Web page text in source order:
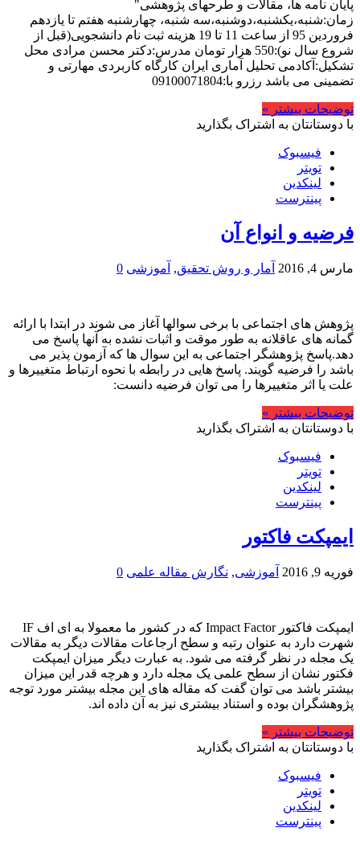
پایان نامه ها، مقالات و طرحهای پژوهشی"
زمان:شنبه،یکشنبه،دوشنبه،سه شنبه، چهارشنبه هفتم تا یازدهم
فروردین 95 از ساعت 11 تا 19 هزینه ثبت نام دانشجویی(قبل از
شروع سال نو):550 هزار تومان مدرس:دکتر محسن مرادی محل
تشکیل:آکادمی تحلیل آماری ایران کارگاه کاربردی مهارتی و
تضمینی می باشد رزرو با:09100071804
توضیحات بیشتر »
با دوستانتان به اشتراک بگذارید
فیسبوک
تویتر
لینکدین
پینترست
فرضیه و انواع آن
مارس 4, 2016 آمار و روش تحقیق, آموزشی 0
پژوهش های اجتماعی با برخی سوالها آغاز می شوند در ابتدا با ارائه
گمانه های عاقلانه به طور موقت و اثبات نشده به آنها پاسخ می
دهد.پاسخ پژوهشگر اجتماعی به این سوال ها که آزمون پذیر می
باشد را فرضیه گویند. پاسخ هایی در رابطه با نحوه ارتباط متغییرها و
علت یا اثر متغییرها را می توان فرضیه دانست:
توضیحات بیشتر »
با دوستانتان به اشتراک بگذارید
فیسبوک
تویتر
لینکدین
پینترست
ایمپکت فاکتور
فوریه 9, 2016 آموزشی, نگارش مقاله علمی 0
ایمپکت فاکتور Impact Factor که در کشور ما معمولا به ای اف IF
شهرت دارد به عنوان رتبه و سطح ارجاعات مقالات دیگر به مقالات
یک مجله در نظر گرفته می شود. به عبارت دیگر میزان ایمپکت
فکتور نشان از سطح علمی یک مجله دارد و هرچه قدر این میزان
بیشتر باشد می توان گفت که مقاله های این مجله بیشتر مورد توجه
پژوهشگران بوده و استناد بیشتری نیز به آن داده اند.
توضیحات بیشتر »
با دوستانتان به اشتراک بگذارید
فیسبوک
تویتر
لینکدین
پینترست